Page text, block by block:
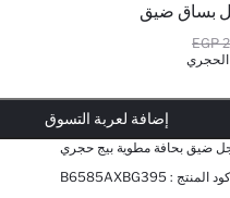
بساق ضيق
الحجري
إضافة لعربة التسوق
ضيق بحافة مطوية بيج حجري
المنتج : B6585AXBG395